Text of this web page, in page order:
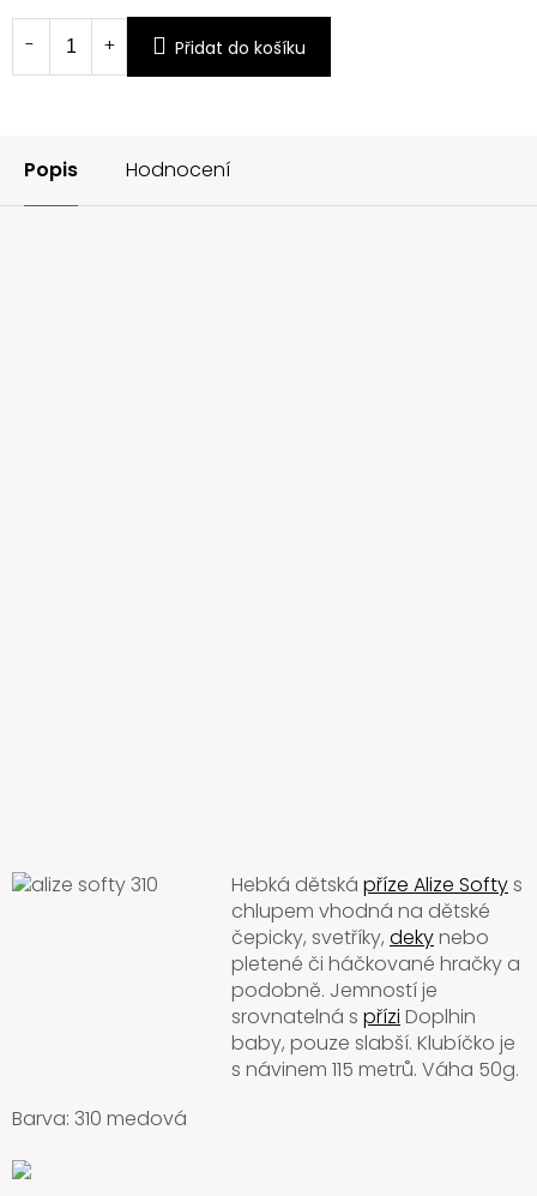
cena:
Přidat do košíku
Popis Hodnocení
Hebká dětská příze Alize Softys
chlupem vhodná na dětské
čepicky, svetříky, dekynebo
pletené či háčkované hračky a
podobně. Jemností je
srovnatelná s přízi Doplhin
baby, pouze slabší. Klubíčko je
s návinem 115 metrů. Váha 50g.
Barva: 310 medová